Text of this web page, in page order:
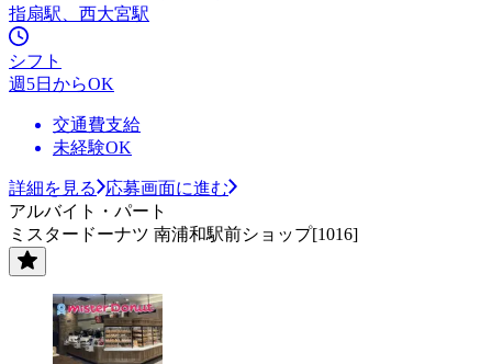
指扇駅、西大宮駅
シフト
週5日からOK
交通費支給
未経験OK
詳細を見る
応募画面に進む
アルバイト・パート
ミスタードーナツ 南浦和駅前ショップ[1016]